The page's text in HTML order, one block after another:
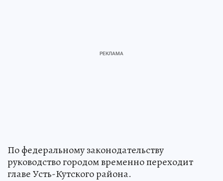
По федеральному законодательству
руководство городом временно переходит
главе Усть-Кутского района.